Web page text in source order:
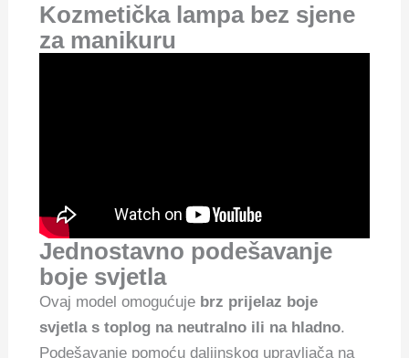
Kozmetička lampa bez sjene
za manikuru
Jednostavno podešavanje
boje svjetla
Ovaj model omogućuje brz prijelaz boje
svjetla s toplog na neutralno ili na hladno.
Podešavanje pomoću daljinskog upravljača na